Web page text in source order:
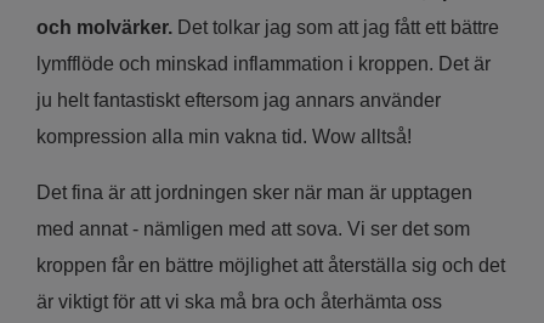
och molvärker. Det tolkar jag som att jag fått ett bättre
lymfflöde och minskad inflammation i kroppen. Det är
ju helt fantastiskt eftersom jag annars använder
kompression alla min vakna tid. Wow alltså!
Det fina är att jordningen sker när man är upptagen
med annat - nämligen med att sova. Vi ser det som
kroppen får en bättre möjlighet att återställa sig och det
är viktigt för att vi ska må bra och återhämta oss